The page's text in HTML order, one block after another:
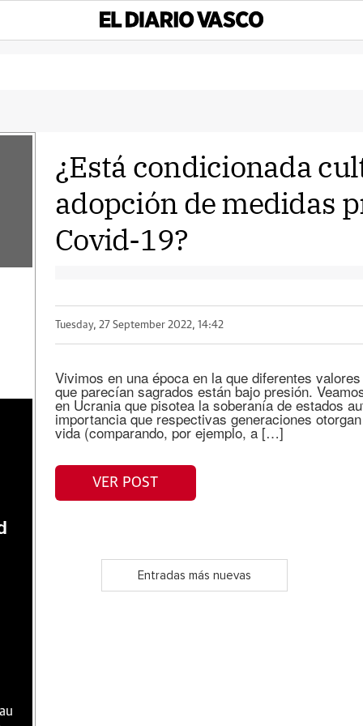
¿Está condicionada
adopción de medidas
Covid-19?
Tuesday, 27 September 2022, 14:42
Vivimos en una época en la que diferentes
que parecían sagrados están bajo presión.
en Ucrania que pisotea la soberanía de estados
importancia que respectivas generaciones
vida (comparando, por ejemplo, a […]
VER POST
Entradas más nuevas